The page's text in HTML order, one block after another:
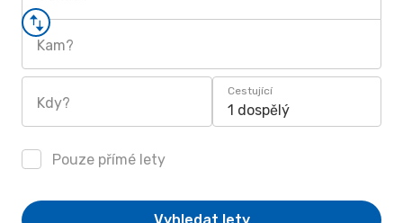
Kam?
Kdy?
Cestující
1 dospělý
Pouze přímé lety